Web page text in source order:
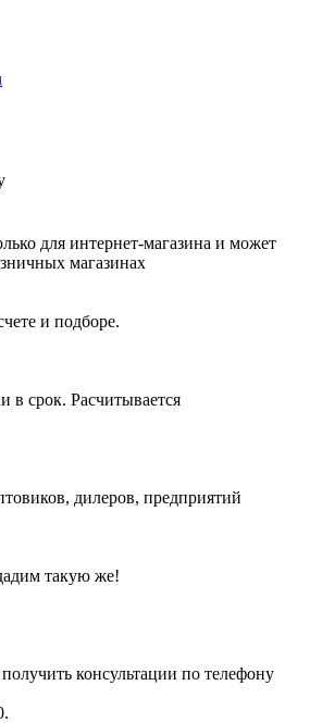
для интернет-магазина и может
магазинах
и подборе.
в срок. Расчитывается
дилеров, предприятий
такую же!
консультации по телефону